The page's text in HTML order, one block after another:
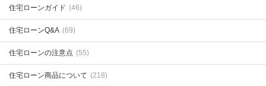
住宅ローンガイド (46)
住宅ローンQ&A (69)
住宅ローンの注意点 (55)
住宅ローン商品について (218)